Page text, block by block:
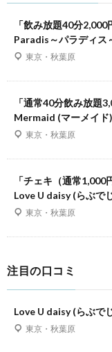
「飲み放題40分
Paradis～パラディス
東京・秋葉原
「通常40分飲み放題
Mermaid (マーメイド)
東京・秋葉原
「チェキ（通常1,000
Love U daisy (らぶで
東京・秋葉原
注目の口コミ
Love U daisy (らぶで
東京・秋葉原